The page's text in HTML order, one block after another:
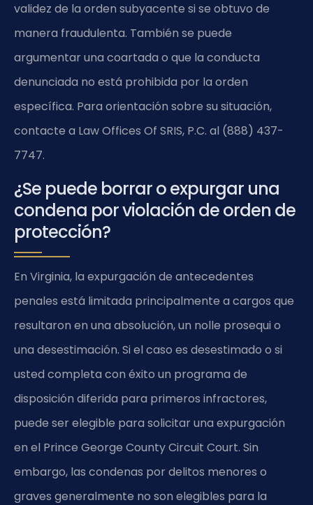
validez de la orden subyacente si se obtuvo de
manera fraudulenta. También se puede
argumentar una coartada o que la conducta
denunciada no está prohibida por la orden
específica. Para orientación sobre su situación,
contacte a Law Offices Of SRIS, P.C. al (888) 437-
7747.
¿Se puede borrar o expurgar una
condena por violación de orden de
protección?
En Virginia, la expurgación de antecedentes
penales está limitada principalmente a cargos que
resultaron en una absolución, un nolle prosequi o
una desestimación. Si el caso es desestimado o si
usted completa con éxito un programa de
disposición diferida para primeros infractores,
puede ser elegible para solicitar una expurgación
en el Prince George County Circuit Court. Sin
embargo, las condenas por delitos menores o
graves generalmente no son elegibles para la